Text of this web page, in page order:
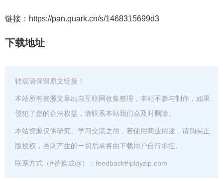
链接：https://pan.quark.cn/s/1468315699d3
下载地址
转载请保留原文链接！
本站所有资源文章出自互联网收集整理，本站不参与制作，如果
侵犯了您的合法权益，请联系本站我们会及时删除。
本站资源仅供研究、学习交流之用，若使用商业用途，请购买正
版授权，否则产生的一切后果将由下载用户自行承担。
联系方式（#替换成@）：feedback#iplayzip.com